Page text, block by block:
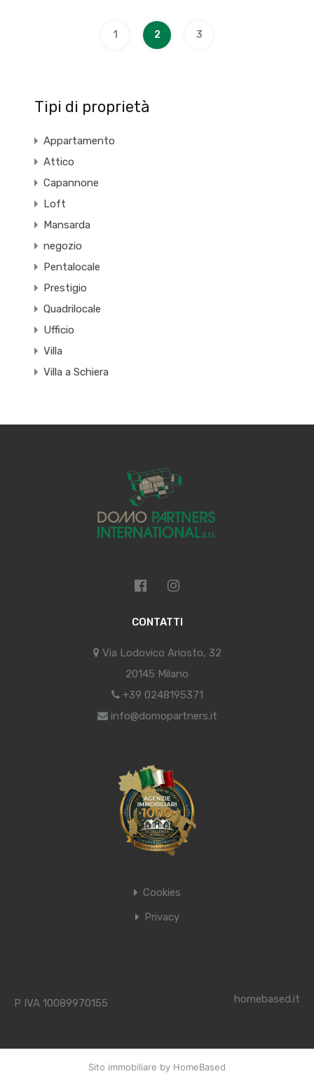
1 2 3
Tipi di proprietà
Appartamento
Attico
Capannone
Loft
Mansarda
negozio
Pentalocale
Prestigio
Quadrilocale
Ufficio
Villa
Villa a Schiera
CONTATTI
Via Lodovico Ariosto, 32
20145 Milano
+39 0248195371
info@domopartners.it
Cookies
Privacy
P IVA 10089970155 homebased.it
Sito immobiliare by HomeBased